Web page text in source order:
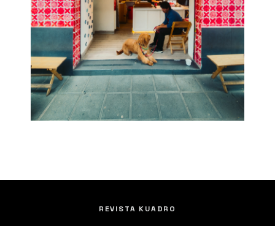
REVISTA KUADRO